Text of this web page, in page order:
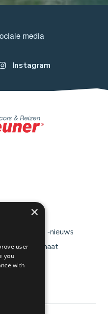
media
Instagram
voet
rechts
Reisblogs & -nieuws
Reizen op maat
Busverhuur
×
user
you
with